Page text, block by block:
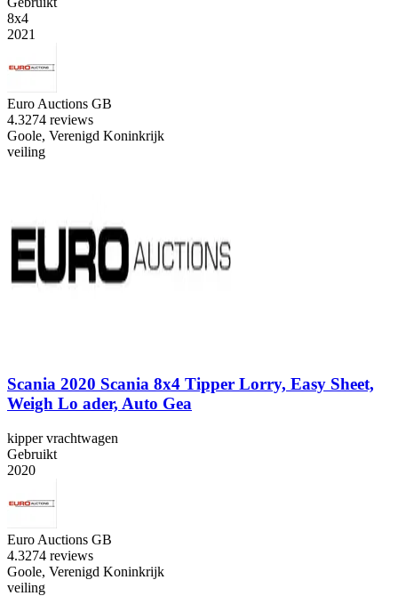
8x4
2021
Euro Auctions GB
4.3274 reviews
Goole, Verenigd Koninkrijk
veiling
Scania 2020 Scania 8x4 Tipper Lorry, Easy Sheet,
Weigh Lo ader, Auto Gea
kipper vrachtwagen
Gebruikt
2020
Euro Auctions GB
4.3274 reviews
Goole, Verenigd Koninkrijk
veiling